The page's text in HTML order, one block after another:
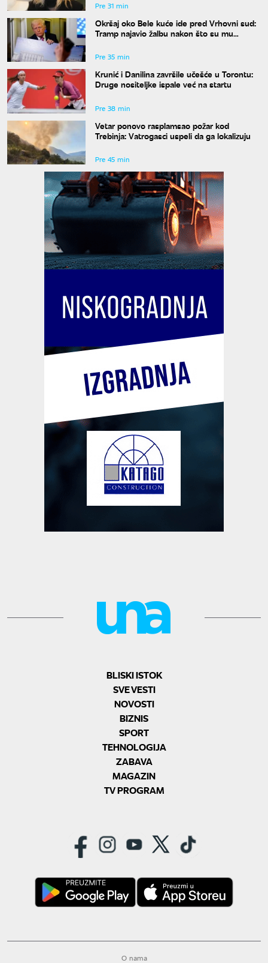
Pre 31 min
Okršaj oko Bele kuće ide pred Vrhovni sud:
Tramp najavio žalbu nakon što su mu
Pre 35 min
Krunić i Danilina završile učešće u Torontu:
Druge nositeljke ispale već na startu
Pre 38 min
Vetar ponovo rasplamsao požar kod
Trebinja: Vatrogasci uspeli da ga lokalizuju
Pre 45 min
BLISKI ISTOK
SVE VESTI
NOVOSTI
BIZNIS
SPORT
TEHNOLOGIJA
ZABAVA
MAGAZIN
TV PROGRAM
O nama